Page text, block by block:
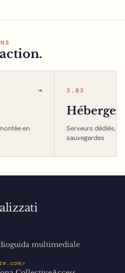
→
en
3.03
Serveurs dédiés,
sauvegardes
multimediale
↗